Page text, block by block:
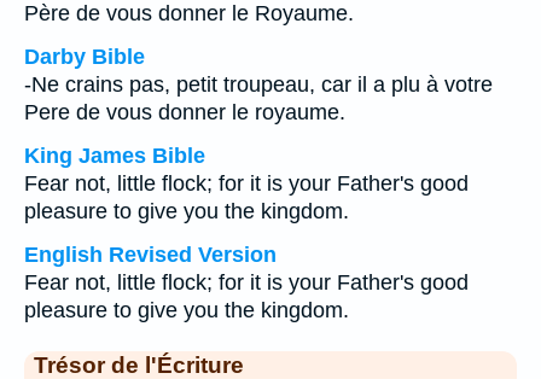
Père de vous donner le Royaume.
Darby Bible
-Ne crains pas, petit troupeau, car il a plu à votre
Pere de vous donner le royaume.
King James Bible
Fear not, little flock; for it is your Father's good
pleasure to give you the kingdom.
English Revised Version
Fear not, little flock; for it is your Father's good
pleasure to give you the kingdom.
Trésor de l'Écriture